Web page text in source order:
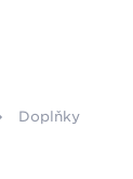
Doplňky